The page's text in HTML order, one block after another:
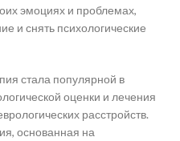
эмоциях и проблемах,
и снять психологические
стала популярной в
оценки и лечения
расстройств.
основанная на